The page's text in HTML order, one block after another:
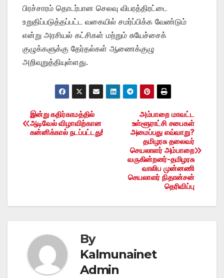
பிரச்சாரம் தொடர்பான செலவு விபரத்திரட்டை
உறுதிப்படுத்தப்பட்ட வகையில் சமர்ப்பிக்க வேண்டும்
என்று அரசியல் கட்சிகள் மற்றும் சுயேச்சைக்
குழுக்களுக்கு தேர்தல்கள் ஆணைக்குழு
அறிவுறுத்தியுள்ளது.
Post
navigation
அம்பாறை மாவட்ட
உள்ளூராட்சி சபைகள்
அமைப்பது எவ்வாறு?
தமிழரசு தலைவர்
செயலாளர் அம்பாறை
வருகின்றனர்-தமிழரசு
வாலிப முன்னணி
செயலாளர் நிதான்சன்
தெரிவிப்பு
இன்று கதிர்காமத்தில்
ஆடிவேல் விழாவிற்கான
கன்னிக்கால் நடப்பட்டது!
By
Kalmunainet
Admin